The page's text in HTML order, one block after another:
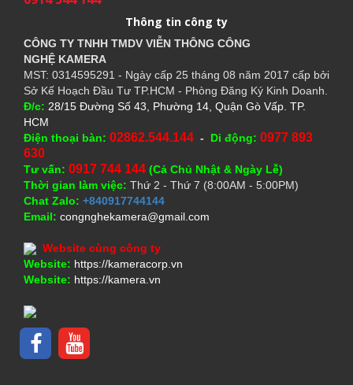
Thông tin công ty
CÔNG TY TNHH TMDV VIỄN THÔNG CÔNG
NGHỆ KAMERA
MST: 0314595291 - Ngày cấp 25 tháng 08 năm 2017 cấp bởi
Sở Kế Hoạch Đầu Tư TP.HCM - Phòng Đăng Ký Kinh Doanh.
Đ/c: 28/15 Đường Số 43, Phường 14, Quận Gò Vấp. TP.
HCM
Điện thoại bàn: 02862.544.144 - Di động: 0977 893
630
Tư vấn: 0917 744 144 (Cả Chủ Nhật & Ngày Lễ)
Thời gian làm việc: Thứ 2 - Thứ 7 (8:00AM - 5:00PM)
Chat Zalo: +840917744144
Email: congnghekamera@gmail.com
Website cùng công ty
Website: https://kameracorp.vn
Website: https://kamera.vn